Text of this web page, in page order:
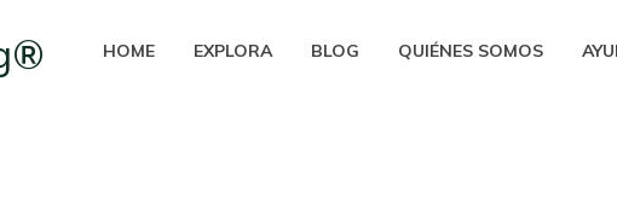
HOME EXPLORA BLOG QUIÉNES SOMOS